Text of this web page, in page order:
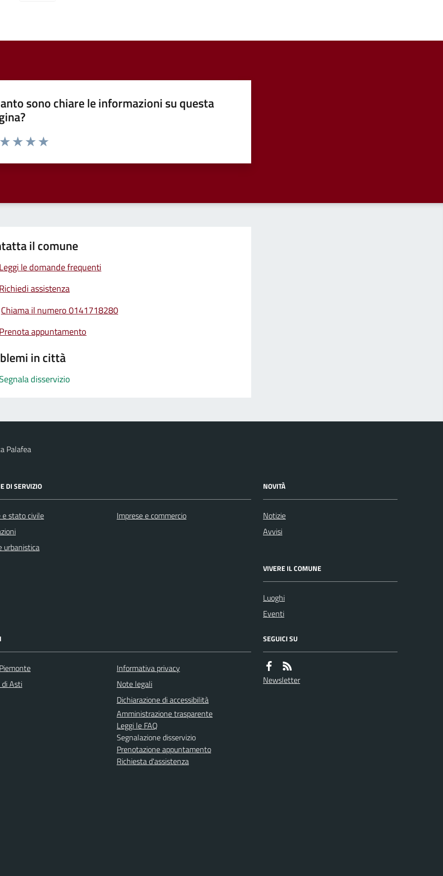
sono chiare le informazioni su questa
da 1 a 5 stelle la pagina
il comune
Leggi le domande frequenti
Richiedi assistenza
Chiama il numero 0141718280
Prenota appuntamento
in città
Segnala disservizio
Palafea
DI SERVIZIO
e stato civile
urbanistica
Imprese e commercio
NOVITÀ
Notizie
Avvisi
VIVERE IL COMUNE
Luoghi
Eventi
di Asti
Informativa privacy
Note legali
Dichiarazione di accessibilità
Amministrazione trasparente
Leggi le FAQ
Segnalazione disservizio
Prenotazione appuntamento
Richiesta d'assistenza
SEGUICI SU
Newsletter